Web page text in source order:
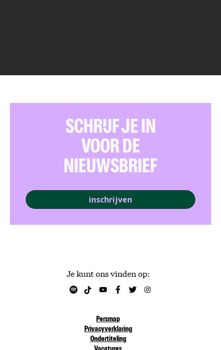
Je kunt ons vinden op:
Persmap
Privacyverklaring
Ondertiteling
SCHRIJF JE IN
VOOR DE
NIEUWSBRIEF
inschrijven